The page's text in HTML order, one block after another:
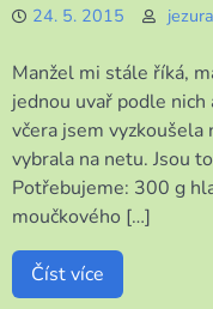
24. 5. 2015 jezura
Manžel mi stále říká,
jednou uvař podle nich
včera jsem
vybrala na netu. Jsou
Potřebujeme: 300 g
moučkového […]
Číst více